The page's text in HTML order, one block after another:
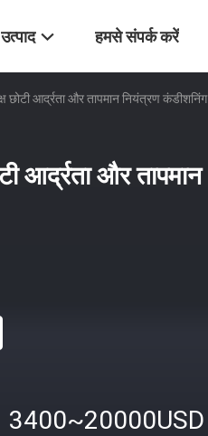
उत्पाद हमसे संपर्क करें
छोटी आर्द्रता और तापमान नियंत्रण कंडीशनिंग
आर्द्रता और तापमान
3400~20000USD